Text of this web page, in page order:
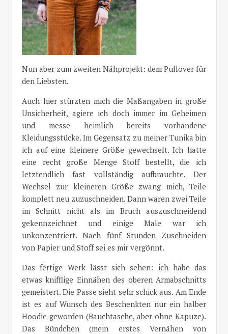
Nun aber zum zweiten Nähprojekt: dem Pullover für
den Liebsten.
Auch hier stürzten mich die Maßangaben in große
Unsicherheit, agiere ich doch immer im Geheimen
und messe heimlich bereits vorhandene
Kleidungsstücke. Im Gegensatz zu meiner Tunika bin
ich auf eine kleinere Größe gewechselt. Ich hatte
eine recht große Menge Stoff bestellt, die ich
letztendlich fast vollständig aufbrauchte. Der
Wechsel zur kleineren Größe zwang mich, Teile
komplett neu zuzuschneiden. Dann waren zwei Teile
im Schnitt nicht als im Bruch auszuschneidend
gekennzeichnet und einige Male war ich
unkonzentriert. Nach fünf Stunden Zuschneiden
von Papier und Stoff sei es mir vergönnt.
Das fertige Werk lässt sich sehen: ich habe das
etwas knifflige Einnähen des oberen Armabschnitts
gemeistert. Die Passe sieht sehr schick aus. Am Ende
ist es auf Wunsch des Beschenkten nur ein halber
Hoodie geworden (Bauchtasche, aber ohne Kapuze).
Das Bündchen (mein erstes Vernähen von